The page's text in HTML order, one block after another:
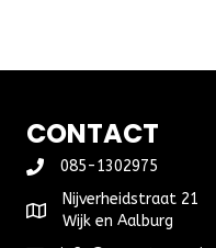
CONTACT
085-1302975
Nijverheidstraat 21
Wijk en Aalburg